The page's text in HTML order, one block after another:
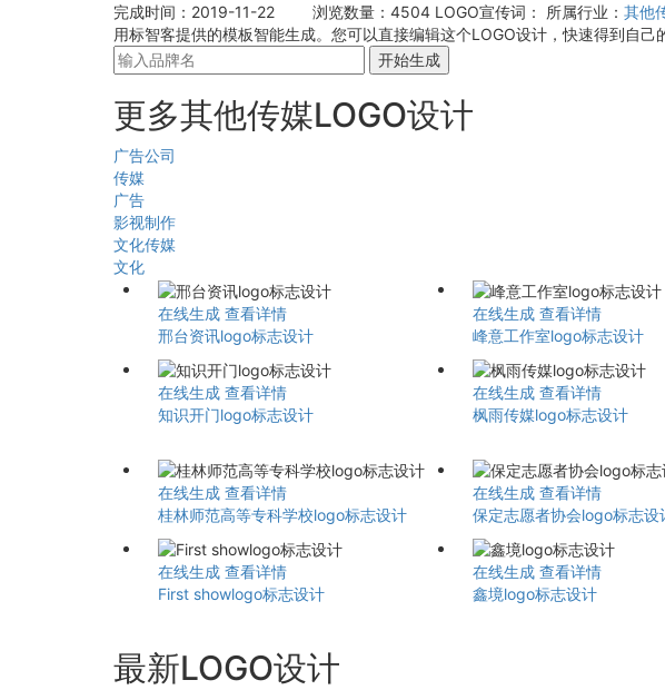
完成时间：2019-11-22
浏览数量：4504 LOGO宣传词： 所属行业： 其他
用标智客提供的模板智能生成。您可以直接编辑这个LOGO设计，快速得到自己
开始生成
更多其他传媒LOGO设计
广告公司
传媒
广告
影视制作
文化传媒
文化
在线生成 查看详情
邢台资讯logo标志设计
在线生成 查看详情
峰意工作室logo标志设计
在线生成 查看详情
知识开门logo标志设计
在线生成 查看详情
枫雨传媒logo标志设计
在线生成 查看详情
桂林师范高等专科学校logo标志设计
在线生成 查看详情
保定志愿者协会logo标志设
在线生成 查看详情
First showlogo标志设计
在线生成 查看详情
鑫境logo标志设计
最新LOGO设计